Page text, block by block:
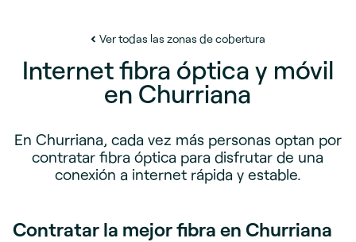
Ver todas las zonas de cobertura
Internet fibra óptica y móvil
en Churriana
En Churriana, cada vez más personas optan por
contratar fibra óptica para disfrutar de una
conexión a internet rápida y estable.
Contratar la mejor fibra en Churriana